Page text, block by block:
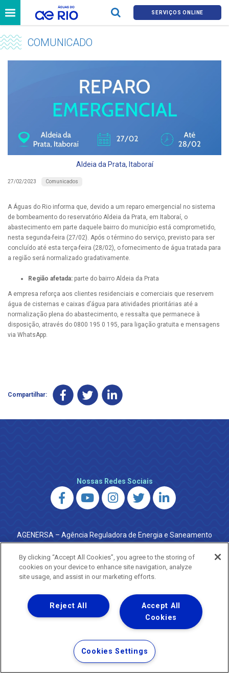
SERVIÇOS ONLINE
COMUNICADO
Aldeia da Prata, Itaboraí
27/02/2023 Comunicados
A Águas do Rio informa que, devido a um reparo emergencial no sistema
de bombeamento do reservatório Aldeia da Prata, em Itaboraí, o
abastecimento em parte daquele bairro do município está comprometido,
nesta segunda-feira (27/02). Após o término do serviço, previsto para ser
concluído até esta terça-feira (28/02), o fornecimento de água tratada para
a região será normalizado gradativamente.
Região afetada: parte do bairro Aldeia da Prata
A empresa reforça aos clientes residenciais e comerciais que reservem
água de cisternas e caixas d’água para atividades prioritárias até a
normalização plena do abastecimento, e ressalta que permanece à
disposição, através do 0800 195 0 195, para ligação gratuita e mensagens
via WhatsApp.
Compartilhar:
Nossas Redes Sociais
AGENERSA – Agência Reguladora de Energia e Saneamento
do Estado do Rio de Janeiro
0800 024 9040 · (21) 2332-6457 (WhatsApp) ·
ouvidoria@agenersa.rj.gov.br/ouvidoria.agenersa@gmail.com
·http://www.agenersa.rj.gov.br
Uma empresa
Copyright ® 2026 - Todos os Direitos Reservados.
Termos Gerais de Uso de Sites e Aplicativos
Política de Privacidade e Proteção de Dados
By clicking “Accept All Cookies”, you agree to the storing of
cookies on your device to enhance site navigation, analyze
site usage, and assist in our marketing efforts.
Accept All
Cookies
Reject All
Cookies Settings